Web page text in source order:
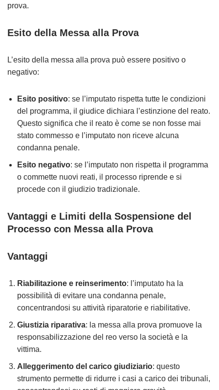
prova.
Esito della Messa alla Prova
L’esito della messa alla prova può essere positivo o
negativo:
Esito positivo: se l’imputato rispetta tutte le condizioni
del programma, il giudice dichiara l’estinzione del reato.
Questo significa che il reato è come se non fosse mai
stato commesso e l’imputato non riceve alcuna
condanna penale.
Esito negativo: se l’imputato non rispetta il programma
o commette nuovi reati, il processo riprende e si
procede con il giudizio tradizionale.
Vantaggi e Limiti della Sospensione del
Processo con Messa alla Prova
Vantaggi
Riabilitazione e reinserimento: l’imputato ha la
possibilità di evitare una condanna penale,
concentrandosi su attività riparatorie e riabilitative.
Giustizia riparativa: la messa alla prova promuove la
responsabilizzazione del reo verso la società e la
vittima.
Alleggerimento del carico giudiziario: questo
strumento permette di ridurre i casi a carico dei tribunali,